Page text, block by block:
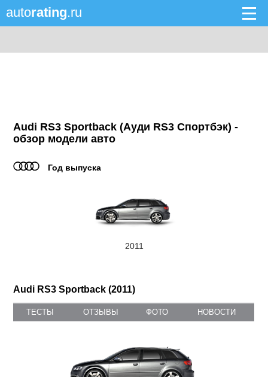
autorating.ru
Audi RS3 Sportback (Ауди RS3 Спортбэк) -
обзор модели авто
Год выпуска
2011
Audi RS3 Sportback (2011)
ТЕСТЫ ОТЗЫВЫ ФОТО НОВОСТИ